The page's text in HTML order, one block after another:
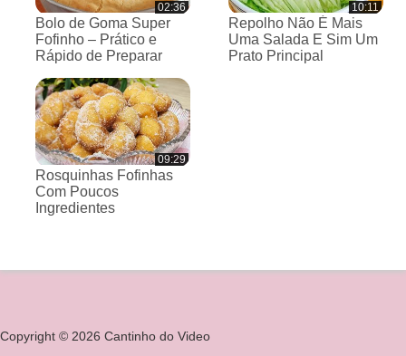
02:36
Bolo de Goma Super
Fofinho – Prático e
Rápido de Preparar
10:11
Repolho Não É Mais
Uma Salada E Sim Um
Prato Principal
09:29
Rosquinhas Fofinhas
Com Poucos
Ingredientes
Copyright © 2026 Cantinho do Video